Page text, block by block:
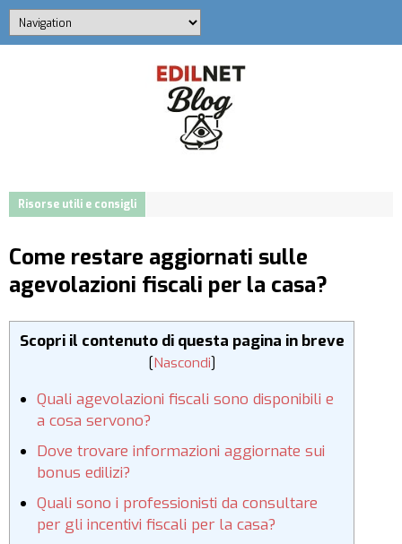
Risorse utili e consigli
Come restare aggiornati sulle
agevolazioni fiscali per la casa?
Scopri il contenuto di questa pagina in breve
[Nascondi]
Quali agevolazioni fiscali sono disponibili e
a cosa servono?
Dove trovare informazioni aggiornate sui
bonus edilizi?
Quali sono i professionisti da consultare
per gli incentivi fiscali per la casa?